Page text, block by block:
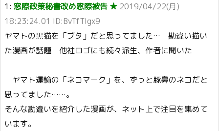
1: 窓際政策秘書改め窓際被告 ★ 2019/04/22(月)
18:23:24.01 ID:BvTfTIgx9
ヤマトの黒猫を「ブタ」だと思ってました… 勘違い描い
た漫画が話題 他社ロゴにも続々派生、作者に聞いた
ヤマト運輸の「ネコマーク」を、ずっと豚鼻のネコだと
思ってました……。
そんな勘違いを紹介した漫画が、ネット上で注目を集めて
います。